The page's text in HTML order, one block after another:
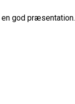
god præsentation.